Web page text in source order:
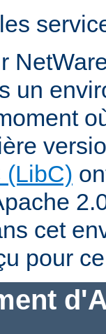
un
(LibC)
cet
pour